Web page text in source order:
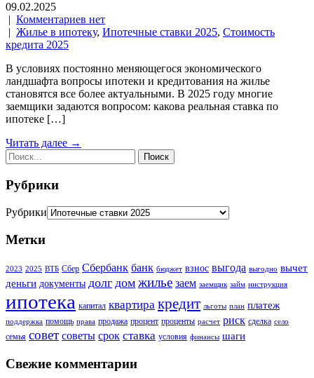
09.02.2025
| Комментариев нет
| Жилье в ипотеку, Ипотечные ставки 2025, Стоимость
кредита 2025
В условиях постоянно меняющегося экономического
ландшафта вопросы ипотеки и кредитования на жилье
становятся все более актуальными. В 2025 году многие
заемщики задаются вопросом: какова реальная ставка по
ипотеке […]
Читать далее →
Рубрики
Рубрики
Метки
2023 2025 ВТБ Сбер Сбербанк банк бюджет взнос выгода выгодно вычет
деньги документы долг дом жилье заем заемщик займ инструкция
ипотека капитал квартира кредит льготы план платеж
поддержка помощь права продажа процент проценты расчет риск сделка село
семья совет советы срок ставка условия финансы шаги
Свежие комментарии